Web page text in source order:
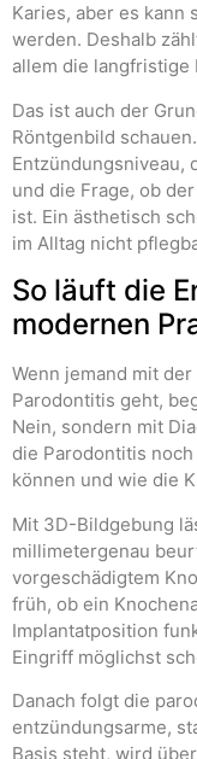
Karies, aber es kann
werden. Deshalb
allem die langfristige
Das ist auch der
Röntgenbild
Entzündungsniveau,
und die Frage, ob
ist. Ein ästhetisch
im Alltag nicht
So läuft die
modernen
Wenn jemand mit
Parodontitis geht,
Nein, sondern mit
die Parodontitis
können und wie die
Mit 3D-Bildgebung
millimetergenau
vorgeschädigtem
früh, ob ein
Implantatposition
Eingriff möglichst
Danach folgt die
entzündungsarme,
Basis steht, wird